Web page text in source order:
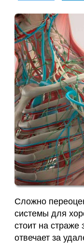
отзывы
Расписание
Заявка
Приём
кинезиолога
Приём
кинезиолога
Галины
Акулич
–
отзывы
Об
авторе
Сложно
системы для
стоит на страже
отвечает за